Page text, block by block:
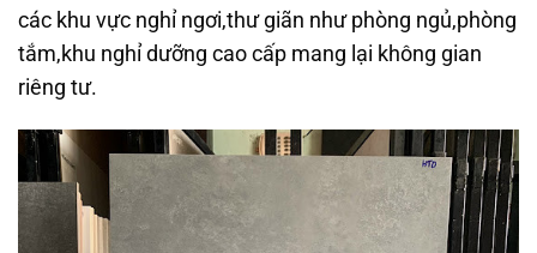
các khu vực nghỉ ngơi,thư giãn như phòng ngủ,phòng
tắm,khu nghỉ dưỡng cao cấp mang lại không gian
riêng tư.